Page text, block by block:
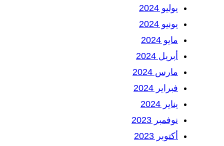
يوليو 2024
يونيو 2024
مايو 2024
أبريل 2024
مارس 2024
فبراير 2024
يناير 2024
نوفمبر 2023
أكتوبر 2023